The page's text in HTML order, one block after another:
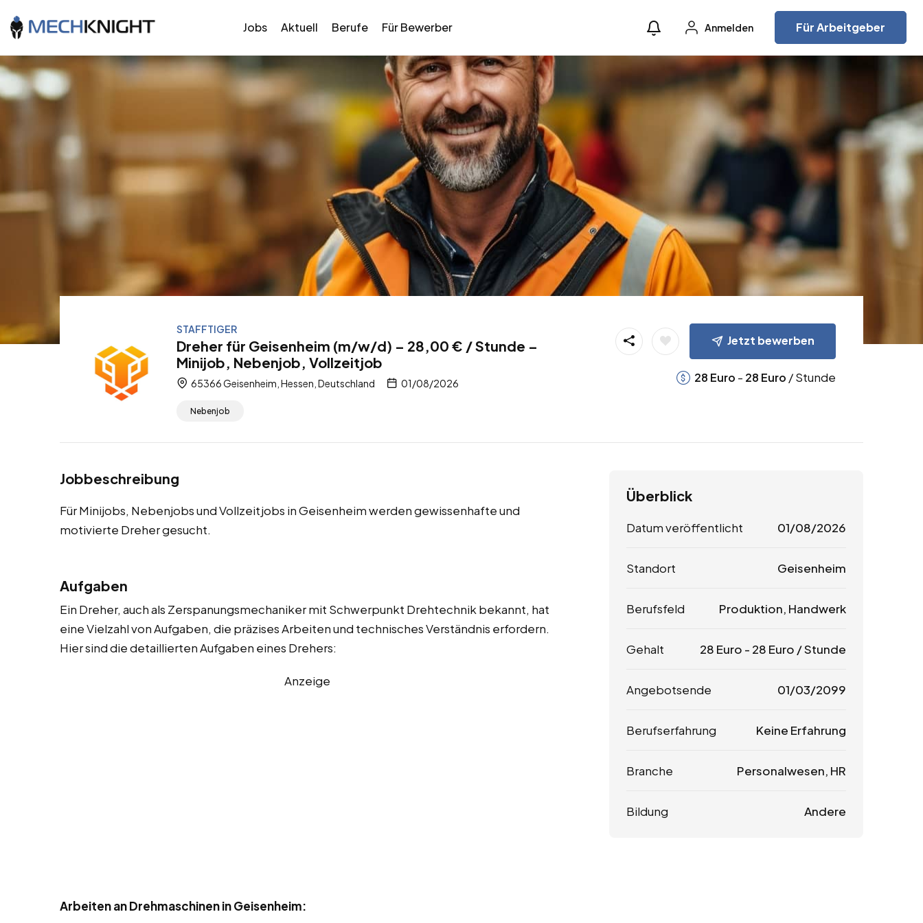
Jobs Aktuell Berufe Für Bewerber Anmelden Für Arbeitgeber
STAFFTIGER
Dreher für Geisenheim (m/w/d) – 28,00 € / Stunde –
Minijob, Nebenjob, Vollzeitjob
65366 Geisenheim, Hessen, Deutschland 01/08/2026
Nebenjob
Jetzt bewerben
28 Euro - 28 Euro / Stunde
Jobbeschreibung
Für Minijobs, Nebenjobs und Vollzeitjobs in Geisenheim werden gewissenhafte und
motivierte Dreher gesucht.
Aufgaben
Ein Dreher, auch als Zerspanungsmechaniker mit Schwerpunkt Drehtechnik bekannt, hat
eine Vielzahl von Aufgaben, die präzises Arbeiten und technisches Verständnis erfordern.
Hier sind die detaillierten Aufgaben eines Drehers:
Anzeige
Arbeiten an Drehmaschinen in Geisenheim:
Überblick
Datum veröffentlicht 01/08/2026
Standort Geisenheim
Berufsfeld Produktion, Handwerk
Gehalt 28 Euro - 28 Euro / Stunde
Angebotsende 01/03/2099
Berufserfahrung Keine Erfahrung
Branche Personalwesen, HR
Bildung Andere